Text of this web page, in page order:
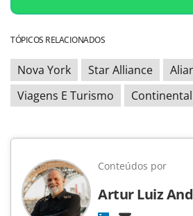
TÓPICOS RELACIONADOS
Nova York Star Alliance
Viagens E Turismo
Conteúdos por
Artur Luiz